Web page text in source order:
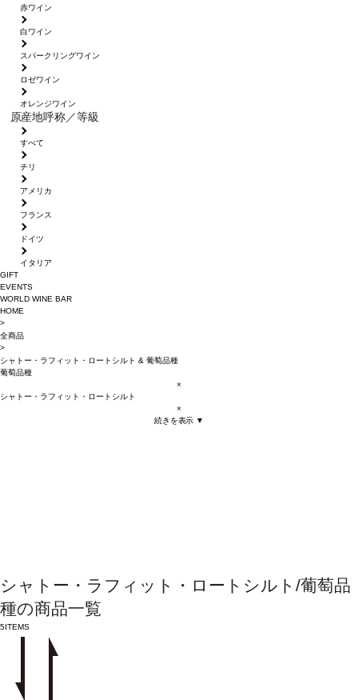
赤ワイン
白ワイン
スパークリングワイン
ロゼワイン
オレンジワイン
原産地呼称／等級
すべて
チリ
アメリカ
フランス
ドイツ
イタリア
GIFT
EVENTS
WORLD WINE BAR
HOME
>
全商品
>
シャトー・ラフィット・ロートシルト & 葡萄品種
葡萄品種
×
シャトー・ラフィット・ロートシルト
×
続きを表示 ▼
シャトー・ラフィット・ロートシルト/葡萄品
種の商品一覧
5ITEMS